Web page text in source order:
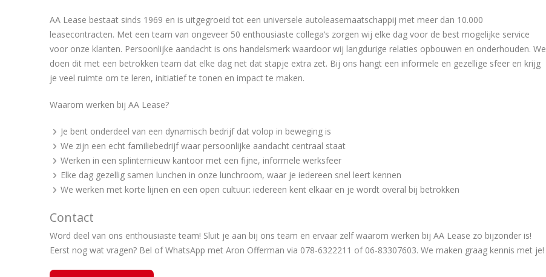
AA Lease bestaat sinds 1969 en is uitgegroeid tot een universele autoleasemaatschappij met meer dan 10.000
leasecontracten. Met een team van ongeveer 50 enthousiaste collega’s zorgen wij elke dag voor de best mogelijke service
voor onze klanten. Persoonlijke aandacht is ons handelsmerk waardoor wij langdurige relaties opbouwen en onderhouden. We
doen dit met een betrokken team dat elke dag net dat stapje extra zet. Bij ons hangt een informele en gezellige sfeer en krijg
je veel ruimte om te leren, initiatief te tonen en impact te maken.
Waarom werken bij AA Lease?
Je bent onderdeel van een dynamisch bedrijf dat volop in beweging is
We zijn een echt familiebedrijf waar persoonlijke aandacht centraal staat
Werken in een splinternieuw kantoor met een fijne, informele werksfeer
Elke dag gezellig samen lunchen in onze lunchroom, waar je iedereen snel leert kennen
We werken met korte lijnen en een open cultuur: iedereen kent elkaar en je wordt overal bij betrokken
Contact
Word deel van ons enthousiaste team! Sluit je aan bij ons team en ervaar zelf waarom werken bij AA Lease zo bijzonder is!
Eerst nog wat vragen? Bel of WhatsApp met Aron Offerman via 078-6322211 of 06-83307603. We maken graag kennis met je!